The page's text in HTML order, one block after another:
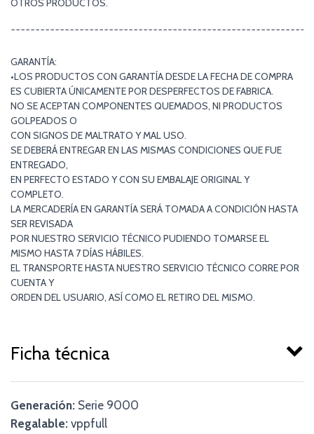
OTROS PRODUCTOS.
GARANTÍA:
•LOS PRODUCTOS CON GARANTÍA DESDE LA FECHA DE COMPRA
ES CUBIERTA ÚNICAMENTE POR DESPERFECTOS DE FABRICA.
NO SE ACEPTAN COMPONENTES QUEMADOS, NI PRODUCTOS
GOLPEADOS O
CON SIGNOS DE MALTRATO Y MAL USO.
SE DEBERÁ ENTREGAR EN LAS MISMAS CONDICIONES QUE FUE
ENTREGADO,
EN PERFECTO ESTADO Y CON SU EMBALAJE ORIGINAL Y
COMPLETO.
LA MERCADERÍA EN GARANTÍA SERÁ TOMADA A CONDICIÓN HASTA
SER REVISADA
POR NUESTRO SERVICIO TÉCNICO PUDIENDO TOMARSE EL
MISMO HASTA 7 DÍAS HÁBILES.
EL TRANSPORTE HASTA NUESTRO SERVICIO TÉCNICO CORRE POR
CUENTA Y
ORDEN DEL USUARIO, ASÍ COMO EL RETIRO DEL MISMO.
Ficha técnica
Generación: Serie 9000
Regalable: vppfull